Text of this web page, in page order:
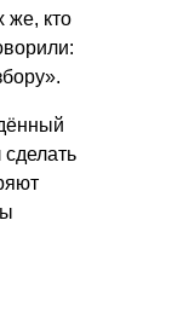
же, кто